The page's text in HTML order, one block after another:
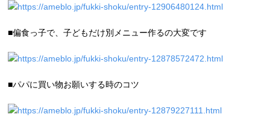
https://ameblo.jp/fukki-shoku/entry-12906480124.html
■偏食っ子で、子どもだけ別メニュー作るの大変です
https://ameblo.jp/fukki-shoku/entry-12878572472.html
■パパに買い物お願いする時のコツ
https://ameblo.jp/fukki-shoku/entry-12879227111.html